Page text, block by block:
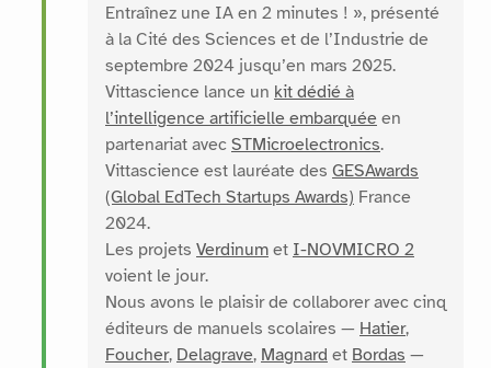
Entraînez une IA en 2 minutes ! », présenté
à la Cité des Sciences et de l’Industrie de
septembre 2024 jusqu’en mars 2025.
Vittascience lance un kit dédié à
l’intelligence artificielle embarquée en
partenariat avec STMicroelectronics.
Vittascience est lauréate des GESAwards
(Global EdTech Startups Awards) France
2024.
Les projets Verdinum et I-NOVMICRO 2
voient le jour.
Nous avons le plaisir de collaborer avec cinq
éditeurs de manuels scolaires — Hatier,
Foucher, Delagrave, Magnard et Bordas —